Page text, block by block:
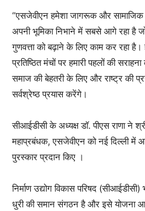
“एसजेवीएन हमेशा जागरूक और
अपनी भूमिका निभाने में सबसे आगे रहा है
गुणवत्ता को बढ़ाने के लिए काम कर रहा
प्रतिष्ठित मंचों पर हमारी पहलों की
समाज की बेहतरी के लिए और राष्ट्र की
सर्वश्रेष्ठ प्रयास करेंगे।
सीआईडीसी के अध्‍यक्ष डॉ. पीएस राणा ने
महाप्रबंधक, एसजेवीएन को नई दिल्ली में
पुरस्कार प्रदान किए ।
निर्माण उद्योग विकास परिषद
धुरी की समान संगठन है और इसे योजना